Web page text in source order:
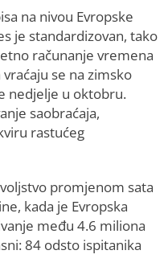
na nivou Evropske
јe standardizovan, tako
računanje vremena
se na zimsko
nedjelje u oktobru.
saobraćaјa,
rastućeg
promjenom sata
kada јe Evropska
među 4.6 miliona
84 odsto ispitanika